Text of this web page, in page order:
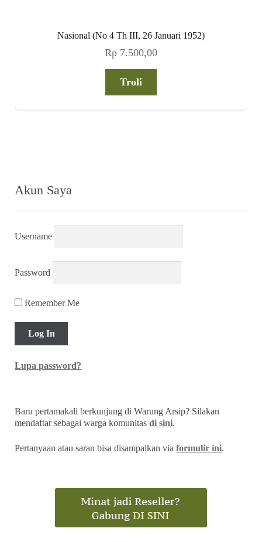
Nasional (No 4 Th III, 26 Januari 1952)
Rp 7.500,00
Troli
Akun Saya
Username
Password
Remember Me
Lupa password?
Baru pertamakali berkunjung di Warung Arsip? Silakan
mendaftar sebagai warga komunitasdi sini.
Pertanyaan atau saran bisa disampaikan viaformulir ini.